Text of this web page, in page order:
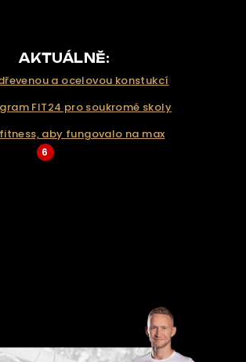
AKTUÁLNĚ:
a ocelovou konstukcí
FIT24 pro soukromé skoly
aby fungovalo na max
6